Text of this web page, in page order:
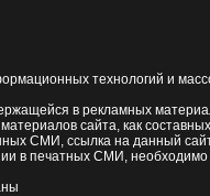
технологий и
в рекламных
сайта, как
СМИ, ссылка на данный
в печатных СМИ,